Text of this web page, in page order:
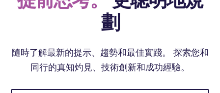
劃
隨時了解最新的提示、趨勢和最佳實踐。 探索您和
同行的真知灼見、技術創新和成功經驗。